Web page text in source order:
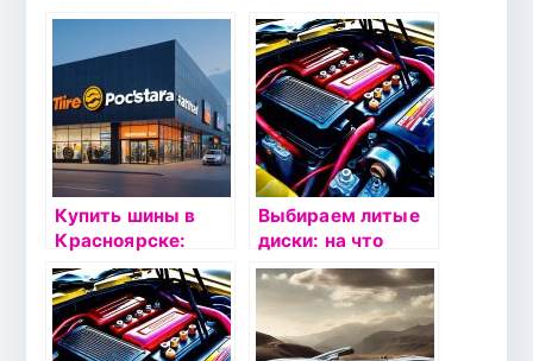
Купить шины в
Красноярске:
Магазин шин и
литых дисков
Шинапоставка
Выбираем литые
диски: на что
обратить
внимание